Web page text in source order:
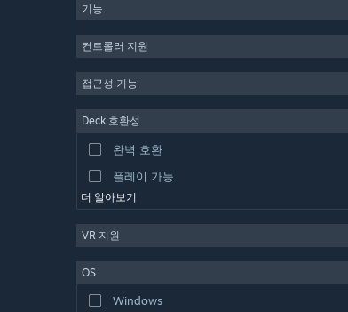
시뮬레이션
동영상 제작
사진 편집
기능
컨트롤러 지원
접근성 기능
Deck 호환성
완벽 호환
플레이 가능
더 알아보기
VR 지원
OS
Windows